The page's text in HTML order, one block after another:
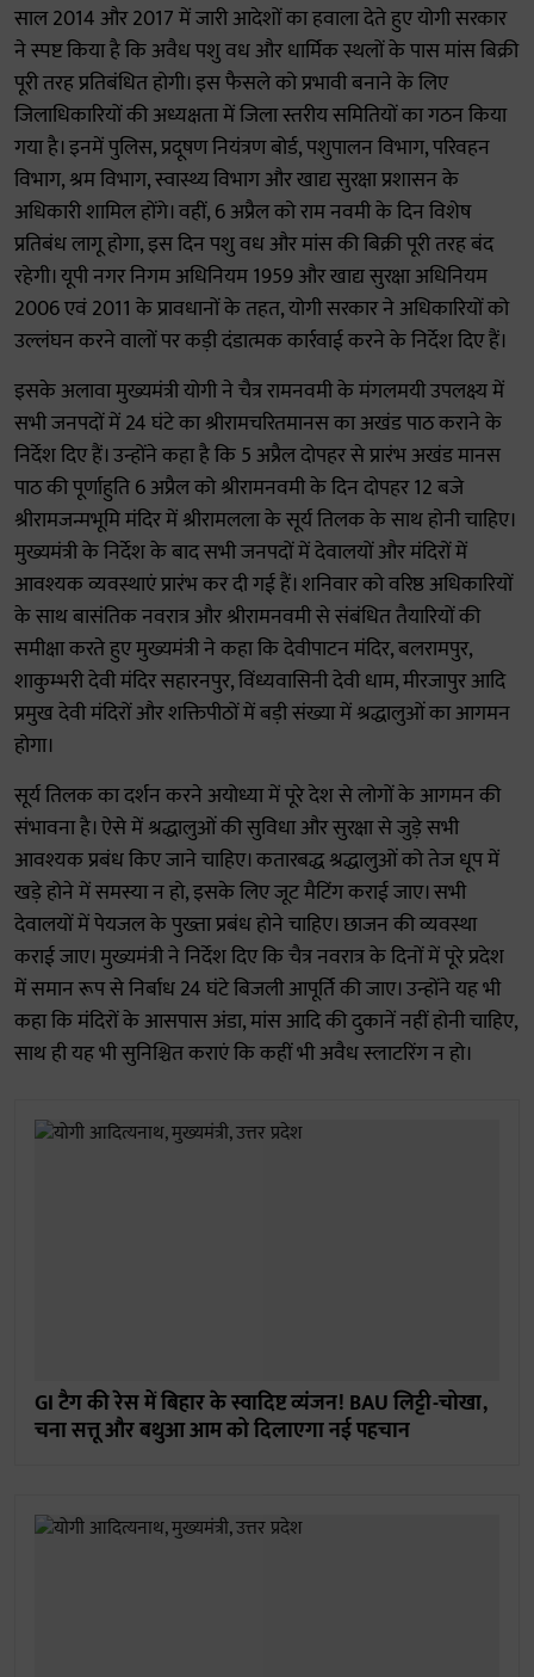
साल 2014 और 2017 में जारी आदेशों का हवाला देते हुए योगी सरकार
ने स्पष्ट किया है कि अवैध पशु वध और धार्मिक स्थलों के पास मांस बिक्री
पूरी तरह प्रतिबंधित होगी। इस फैसले को प्रभावी बनाने के लिए
जिलाधिकारियों की अध्यक्षता में जिला स्तरीय समितियों का गठन किया
गया है। इनमें पुलिस, प्रदूषण नियंत्रण बोर्ड, पशुपालन विभाग, परिवहन
विभाग, श्रम विभाग, स्वास्थ्य विभाग और खाद्य सुरक्षा प्रशासन के
अधिकारी शामिल होंगे। वहीं, 6 अप्रैल को राम नवमी के दिन विशेष
प्रतिबंध लागू होगा, इस दिन पशु वध और मांस की बिक्री पूरी तरह बंद
रहेगी। यूपी नगर निगम अधिनियम 1959 और खाद्य सुरक्षा अधिनियम
2006 एवं 2011 के प्रावधानों के तहत, योगी सरकार ने अधिकारियों को
उल्लंघन करने वालों पर कड़ी दंडात्मक कार्रवाई करने के निर्देश दिए हैं।
इसके अलावा मुख्यमंत्री योगी ने चैत्र रामनवमी के मंगलमयी उपलक्ष्य में
सभी जनपदों में 24 घंटे का श्रीरामचरितमानस का अखंड पाठ कराने के
निर्देश दिए हैं। उन्होंने कहा है कि 5 अप्रैल दोपहर से प्रारंभ अखंड मानस
पाठ की पूर्णाहुति 6 अप्रैल को श्रीरामनवमी के दिन दोपहर 12 बजे
श्रीरामजन्मभूमि मंदिर में श्रीरामलला के सूर्य तिलक के साथ होनी चाहिए।
मुख्यमंत्री के निर्देश के बाद सभी जनपदों में देवालयों और मंदिरों में
आवश्यक व्यवस्थाएं प्रारंभ कर दी गई हैं। शनिवार को वरिष्ठ अधिकारियों
के साथ बासंतिक नवरात्र और श्रीरामनवमी से संबंधित तैयारियों की
समीक्षा करते हुए मुख्यमंत्री ने कहा कि देवीपाटन मंदिर, बलरामपुर,
शाकुम्भरी देवी मंदिर सहारनपुर, विंध्यवासिनी देवी धाम, मीरजापुर आदि
प्रमुख देवी मंदिरों और शक्तिपीठों में बड़ी संख्या में श्रद्धालुओं का आगमन
होगा।
सूर्य तिलक का दर्शन करने अयोध्या में पूरे देश से लोगों के आगमन की
संभावना है। ऐसे में श्रद्धालुओं की सुविधा और सुरक्षा से जुड़े सभी
आवश्यक प्रबंध किए जाने चाहिए। कतारबद्ध श्रद्धालुओं को तेज धूप में
खड़े होने में समस्या न हो, इसके लिए जूट मैटिंग कराई जाए। सभी
देवालयों में पेयजल के पुख्ता प्रबंध होने चाहिए। छाजन की व्यवस्था
कराई जाए। मुख्यमंत्री ने निर्देश दिए कि चैत्र नवरात्र के दिनों में पूरे प्रदेश
में समान रूप से निर्बाध 24 घंटे बिजली आपूर्ति की जाए। उन्होंने यह भी
कहा कि मंदिरों के आसपास अंडा, मांस आदि की दुकानें नहीं होनी चाहिए,
साथ ही यह भी सुनिश्चित कराएं कि कहीं भी अवैध स्लाटरिंग न हो।
GI टैग की रेस में बिहार के स्वादिष्ट व्यंजन! BAU लिट्टी-चोखा,
चना सत्तू और बथुआ आम को दिलाएगा नई पहचान